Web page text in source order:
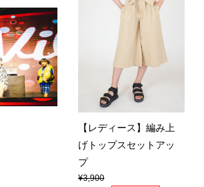
【レディース】編み上
げトップスセットアッ
プ
¥3,900